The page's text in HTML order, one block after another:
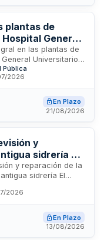
las unidades
social del municipio.
plantas de
General
en las plantas de
Universitario
interiores,
en espacios en
a la actividad
Pública
2026
En Plazo
21/08/2026
y
sidrería El
y reparación de la
sidrería El
de Siero convoca
simplificado
de fachada y
contar con la
2026
En Plazo
13/08/2026